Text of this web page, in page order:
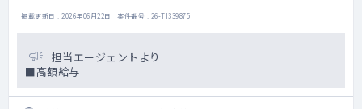
掲載更新日 : 2026年06月22日 案件番号 : 26-TI339875
担当エージェントより
■高額給与